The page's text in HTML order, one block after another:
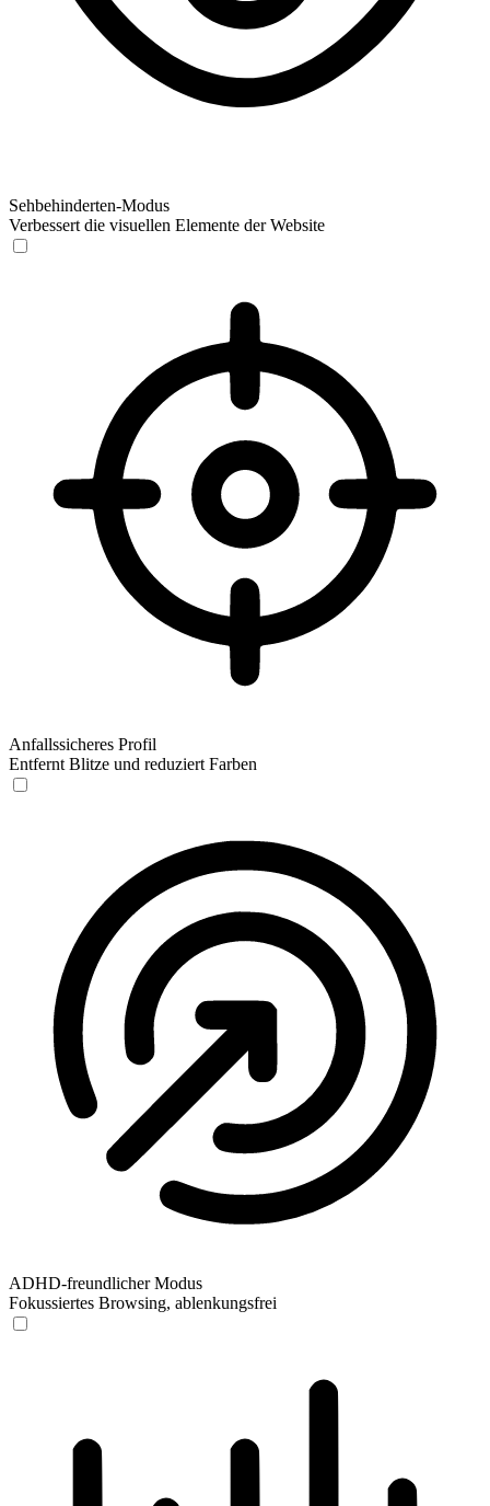
Sehbehinderten-Modus
Verbessert die visuellen Elemente der Website
Anfallssicheres Profil
Entfernt Blitze und reduziert Farben
ADHD-freundlicher Modus
Fokussiertes Browsing, ablenkungsfrei